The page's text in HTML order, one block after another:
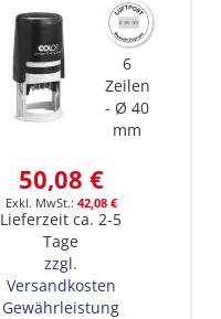
6
Zeilen
Ø 40
mm
50,08 €
42,08 €
Lieferzeit ca. 2-5
Tage
zzgl.
Versandkosten
Gewährleistung